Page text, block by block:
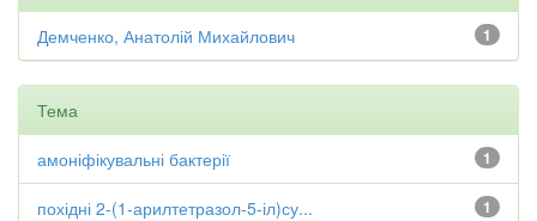
1
Демченко, Анатолій Михайлович
Тема
1
амоніфікувальні бактерії
1
похідні 2-(1-арилтетразол-5-іл)су...